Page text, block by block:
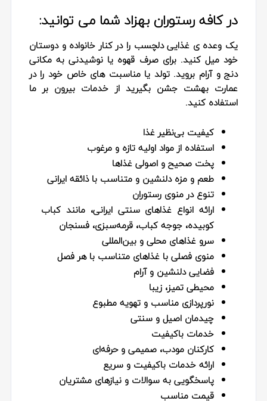
در کافه رستوران بهزاد شما می توانید:
یک وعده ی غذایی دلچسب را در کنار خانواده و دوستان
خود میل کنید. برای صرف قهوه یا نوشیدنی به مکانی
دنج و آرام بروید. تولد یا مناسبت های خاص خود را در
عمارت بهشت جشن بگیرید از خدمات بیرون بر ما
استفاده کنید.
کیفیت بی‌نظیر غذا
استفاده از مواد اولیه تازه و مرغوب
پخت صحیح و اصولی غذاها
طعم و مزه دلنشین و متناسب با ذائقه ایرانی
تنوع در منوی رستوران
ارائه انواع غذاهای سنتی ایرانی، مانند کباب
کوبیده، جوجه کباب، قرمه‌سبزی، فسنجان
سرو غذاهای محلی و بین‌المللی
منوی فصلی با غذاهای متناسب با هر فصل
فضایی دلنشین و آرام
محیطی تمیز، زیبا
نورپردازی مناسب و تهویه مطبوع
چیدمان اصیل و سنتی
خدمات باکیفیت
کارکنان مودب، صمیمی و حرفه‌ای
ارائه خدمات باکیفیت و سریع
پاسخگویی به سوالات و نیازهای مشتریان
قیمت مناسب